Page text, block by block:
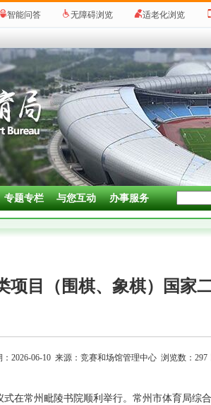
智能问答 无障碍浏览 适老化浏览
专题专栏 与您互动 办事服务
项目（围棋、象棋）国家
：2026-06-10 来源：竞赛和场馆管理中心 浏览数： 297
在常州毗陵书院顺利举行。常州市体育局